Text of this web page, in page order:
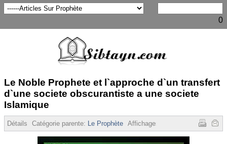
0
Le Noble Prophete et l`approche d`un transfert
d`une societe obscurantiste a une societe
Islamique
Détails Catégorie parente: Le Prophète Affichages :